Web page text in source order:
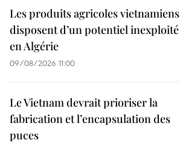
Les produits agricoles vietnamiens
disposent d’un potentiel inexploité
en Algérie
09/08/2026 11:00
Le Vietnam devrait prioriser la
fabrication et l’encapsulation des
puces